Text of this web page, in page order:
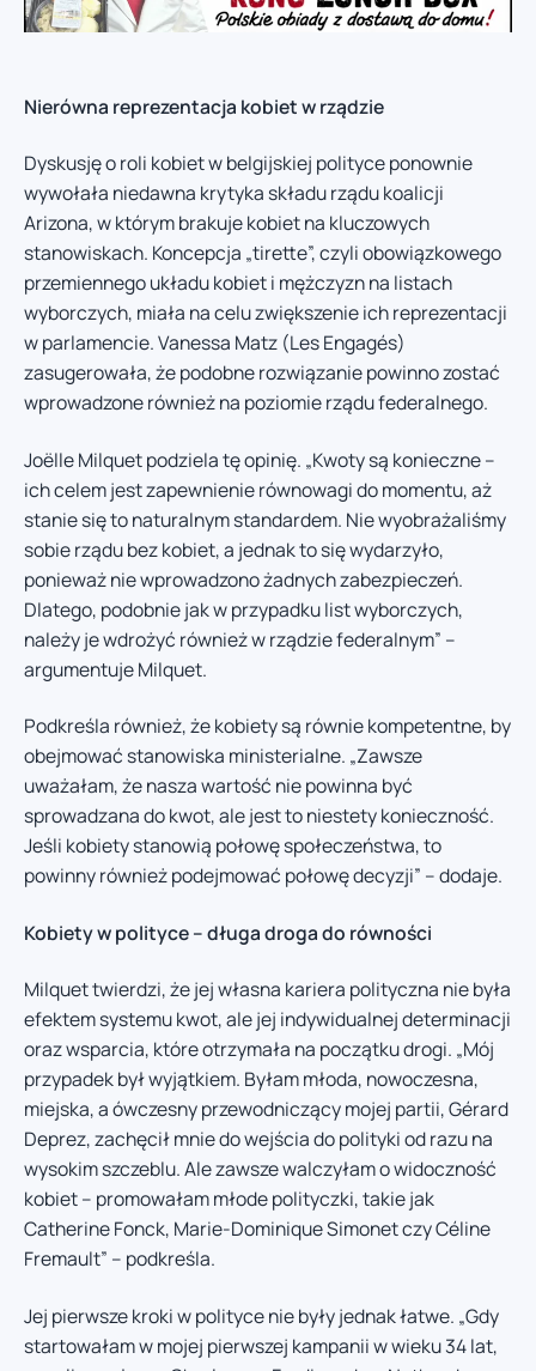
Nierówna reprezentacja kobiet w rządzie
Dyskusję o roli kobiet w belgijskiej polityce ponownie
wywołała niedawna krytyka składu rządu koalicji
Arizona, w którym brakuje kobiet na kluczowych
stanowiskach. Koncepcja „tirette”, czyli obowiązkowego
przemiennego układu kobiet i mężczyzn na listach
wyborczych, miała na celu zwiększenie ich reprezentacji
w parlamencie. Vanessa Matz (Les Engagés)
zasugerowała, że podobne rozwiązanie powinno zostać
wprowadzone również na poziomie rządu federalnego.
Joëlle Milquet podziela tę opinię. „Kwoty są konieczne –
ich celem jest zapewnienie równowagi do momentu, aż
stanie się to naturalnym standardem. Nie wyobrażaliśmy
sobie rządu bez kobiet, a jednak to się wydarzyło,
ponieważ nie wprowadzono żadnych zabezpieczeń.
Dlatego, podobnie jak w przypadku list wyborczych,
należy je wdrożyć również w rządzie federalnym” –
argumentuje Milquet.
Podkreśla również, że kobiety są równie kompetentne, by
obejmować stanowiska ministerialne. „Zawsze
uważałam, że nasza wartość nie powinna być
sprowadzana do kwot, ale jest to niestety konieczność.
Jeśli kobiety stanowią połowę społeczeństwa, to
powinny również podejmować połowę decyzji” – dodaje.
Kobiety w polityce – długa droga do równości
Milquet twierdzi, że jej własna kariera polityczna nie była
efektem systemu kwot, ale jej indywidualnej determinacji
oraz wsparcia, które otrzymała na początku drogi. „Mój
przypadek był wyjątkiem. Byłam młoda, nowoczesna,
miejska, a ówczesny przewodniczący mojej partii, Gérard
Deprez, zachęcił mnie do wejścia do polityki od razu na
wysokim szczeblu. Ale zawsze walczyłam o widoczność
kobiet – promowałam młode polityczki, takie jak
Catherine Fonck, Marie-Dominique Simonet czy Céline
Fremault” – podkreśla.
Jej pierwsze kroki w polityce nie były jednak łatwe. „Gdy
startowałam w mojej pierwszej kampanii w wieku 34 lat,